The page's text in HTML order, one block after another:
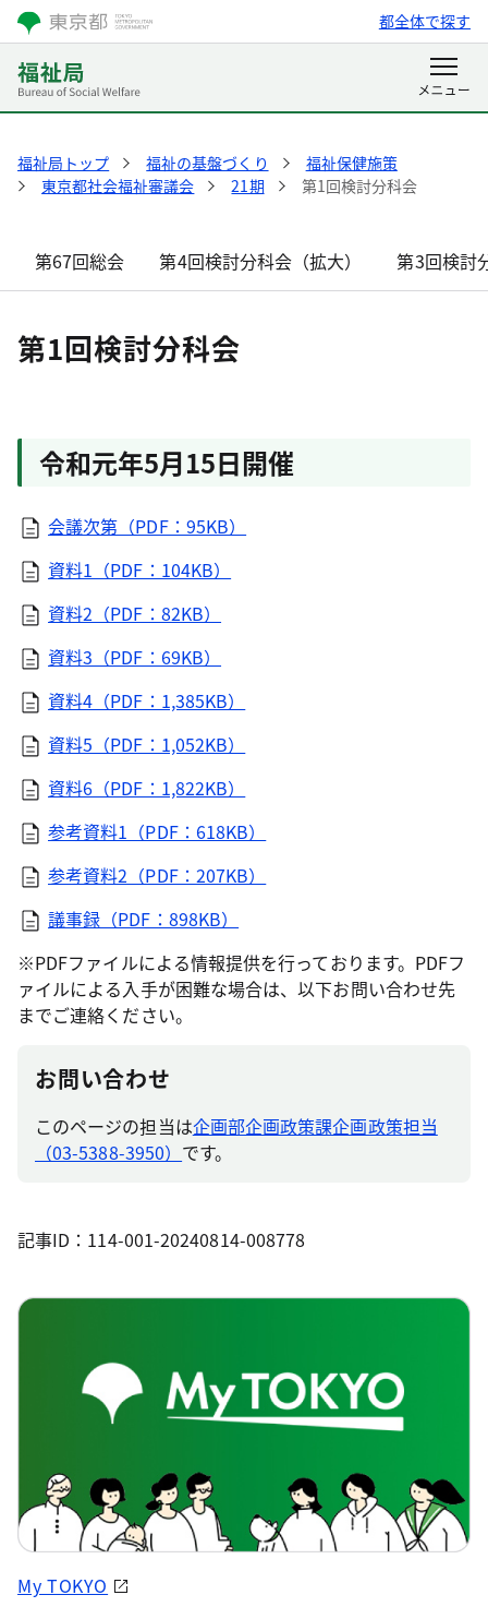
都全体で探す
福祉局トップ 福祉の基盤づくり
福祉保健施策
東京都社会福祉審議会
21期 第1回検討分科会
第67回総会 第4回検討分科会（拡大） 第3回検討
第1回検討分科会
令和元年5月15日開催
会議次第（PDF：95KB）
資料1（PDF：104KB）
資料2（PDF：82KB）
資料3（PDF：69KB）
資料4（PDF：1,385KB）
資料5（PDF：1,052KB）
資料6（PDF：1,822KB）
参考資料1（PDF：618KB）
参考資料2（PDF：207KB）
議事録（PDF：898KB）
※PDFファイルによる情報提供を行っております。PDFフ
ァイルによる入手が困難な場合は、以下お問い合わせ先
までご連絡ください。
お問い合わせ
このページの担当は企画部企画政策課企画政策担当
（03-5388-3950） です。
記事ID：114-001-20240814-008778
My TOKYO